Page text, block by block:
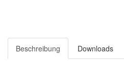
Beschreibung Downloads